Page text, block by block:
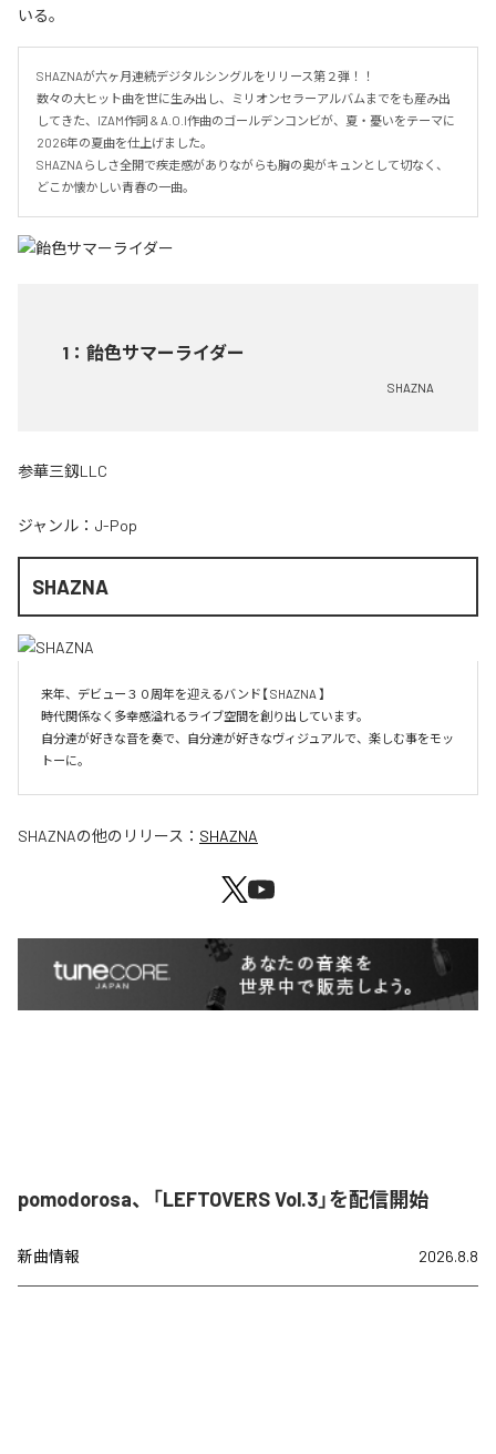
いる。
SHAZNAが六ヶ月連続デジタルシングルをリリース第２弾！！
数々の大ヒット曲を世に生み出し、ミリオンセラーアルバムまでをも産み出
してきた、IZAM作詞 & A.O.I作曲のゴールデンコンビが、夏・憂いをテーマに
2026年の夏曲を仕上げました。
SHAZNAらしさ全開で疾走感がありながらも胸の奥がキュンとして切なく、
どこか懐かしい青春の一曲。
1 ： 飴色サマーライダー
SHAZNA
参華三釼LLC
ジャンル： J-Pop
SHAZNA
来年、デビュー３０周年を迎えるバンド【 SHAZNA 】
時代関係なく多幸感溢れるライブ空間を創り出しています。
自分達が好きな音を奏で、自分達が好きなヴィジュアルで、楽しむ事をモッ
SHAZNAの他のリリース： SHAZNA
pomodorosa、「LEFTOVERS Vol.3」を配信開始
新曲情報 2026.8.8